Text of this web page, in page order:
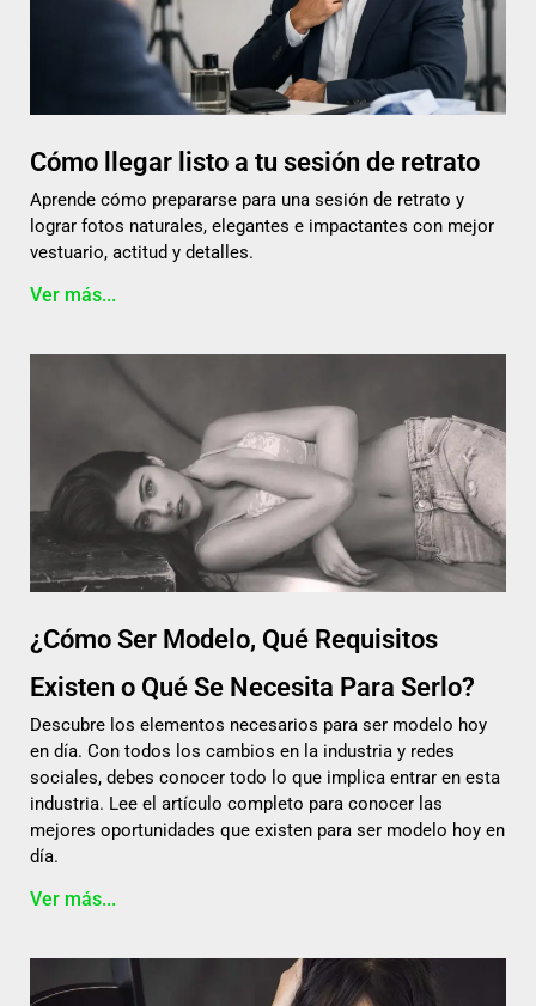
Cómo llegar listo a tu sesión de retrato
Aprende cómo prepararse para una sesión de retrato y
lograr fotos naturales, elegantes e impactantes con mejor
vestuario, actitud y detalles.
Ver más...
¿Cómo Ser Modelo, Qué Requisitos
Existen o Qué Se Necesita Para Serlo?
Descubre los elementos necesarios para ser modelo hoy
en día. Con todos los cambios en la industria y redes
sociales, debes conocer todo lo que implica entrar en esta
industria. Lee el artículo completo para conocer las
mejores oportunidades que existen para ser modelo hoy en
día.
Ver más...